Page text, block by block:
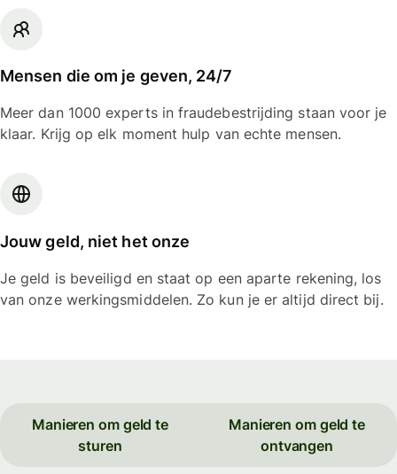
Mensen die om je geven, 24/7
Meer dan 1000 experts in fraudebestrijding staan voor je
klaar. Krijg op elk moment hulp van echte mensen.
Jouw geld, niet het onze
Je geld is beveiligd en staat op een aparte rekening, los
van onze werkingsmiddelen. Zo kun je er altijd direct bij.
Manieren om geld te
sturen
Manieren om geld te
ontvangen